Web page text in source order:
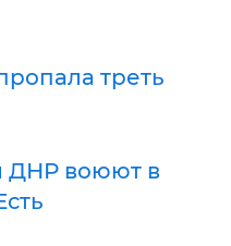
треть
ДНР воюют в